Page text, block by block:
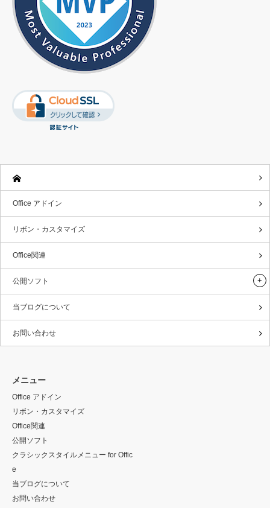
Office アドイン
リボン・カスタマイズ
Office関連
公開ソフト
当ブログについて
お問い合わせ
メニュー
Office アドイン
リボン・カスタマイズ
Office関連
公開ソフト
クラシックスタイルメニュー for Offic
e
当ブログについて
お問い合わせ